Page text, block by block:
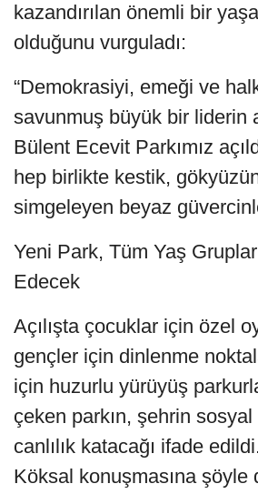
kazandırılan önemli bir
olduğunu vurguladı:
“Demokrasiyi, emeği ve
savunmuş büyük bir liderin
Bülent Ecevit Parkımız
hep birlikte kestik,
simgeleyen beyaz
Yeni Park, Tüm Yaş
Edecek
Açılışta çocuklar için özel
gençler için dinlenme
için huzurlu yürüyüş
çeken parkın, şehrin sosyal
canlılık katacağı ifade
Köksal konuşmasına şöyle